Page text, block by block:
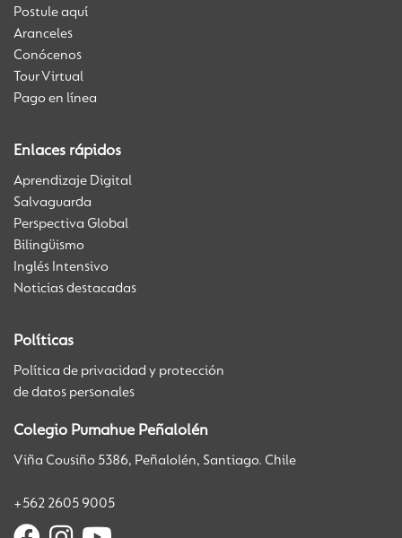
Postule aquí
Aranceles
Conócenos
Tour Virtual
Pago en línea
Enlaces rápidos
Aprendizaje Digital
Salvaguarda
Perspectiva Global
Bilingüismo
Inglés Intensivo
Noticias destacadas
Políticas
Política de privacidad y protección
de datos personales
Colegio Pumahue Peñalolén
Viña Cousiño 5386, Peñalolén, Santiago. Chile
+562 2605 9005